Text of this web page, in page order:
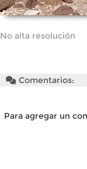
No alta resolución
Comentarios:
Para agregar un